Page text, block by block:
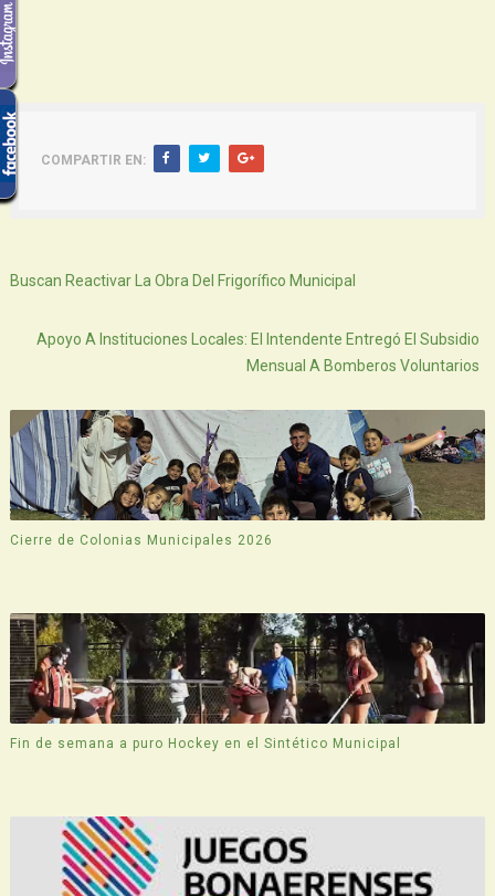
COMPARTIR EN:
Buscan Reactivar La Obra Del Frigorífico Municipal
Apoyo A Instituciones Locales: El Intendente Entregó El Subsidio
Mensual A Bomberos Voluntarios
Cierre de Colonias Municipales 2026
Fin de semana a puro Hockey en el Sintético Municipal